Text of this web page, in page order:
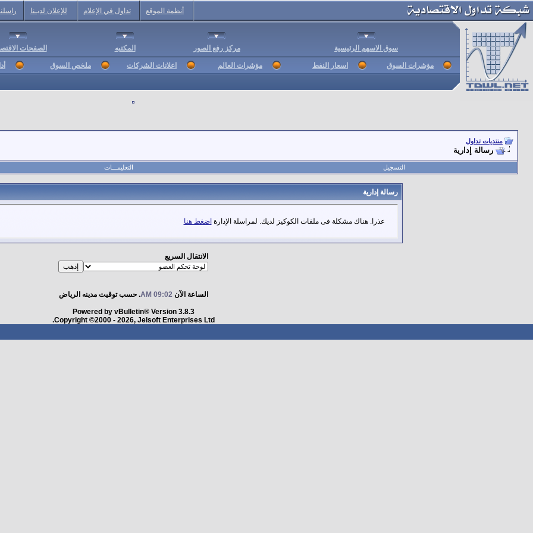
أنظمة الموقع تداول في الإعلام للإعلان لديـنا
سوق الاسهم الرئيسية مركز رفع الصور المكتبه الصفحات
مؤشرات السوق اسعار النفط مؤشرات العالم اعلانات الشركات ملخص السوق
منتديات تداول
رسالة إدارية
التسجيل التعليمـــات
رسالة إدارية
عذرا. هناك مشكلة فى ملفات الكوكيز لديك. لمراسلة الإدارة اضغط هنا
الانتقال السريع
الساعة الآن09:02 AM . حسب توقيت مدينه الرياض
Powered by vBulletin® Version 3.8.3
Copyright ©2000 - 2026, Jelsoft Enterprises Ltd.